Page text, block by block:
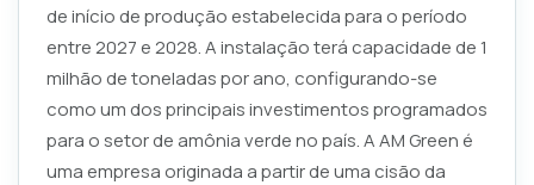
de início de produção estabelecida para o período
entre 2027 e 2028. A instalação terá capacidade de 1
milhão de toneladas por ano, configurando-se
como um dos principais investimentos programados
para o setor de amônia verde no país. A AM Green é
uma empresa originada a partir de uma cisão da